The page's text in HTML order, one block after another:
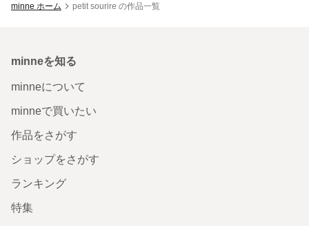
minne ホーム petit sourire の作品一覧
minneを知る
minneについて
minneで買いたい
作品をさがす
ショップをさがす
ランキング
特集